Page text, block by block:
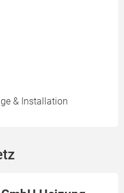
& Installation